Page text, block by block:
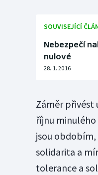
SOUVISEJÍCÍ
Nebezpečí
nulové
28. 1. 2016
Záměr přivést
říjnu minulého
jsou
solidarita a
tolerance a